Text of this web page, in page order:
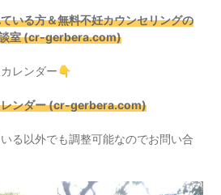
いる方＆無料不妊カウンセリングの
談室 (cr-gerbera.com)
レンダー👇
レンダー (cr-gerbera.com)
る以外でも調整可能なのでお問い合